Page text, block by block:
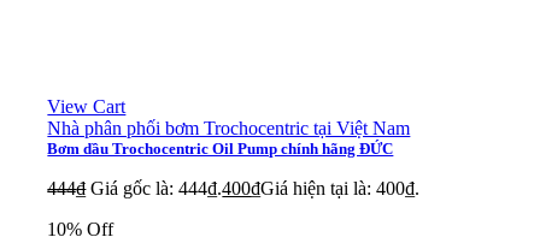
View Cart
Nhà phân phối bơm Trochocentric tại Việt Nam
Bơm dầu Trochocentric Oil Pump chính hãng ĐỨC
444₫ Giá gốc là: 444₫.400₫Giá hiện tại là: 400₫.
10% Off